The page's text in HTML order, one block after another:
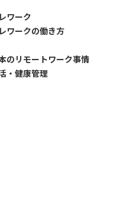
ワーク
ワークの働き方
のリモートワーク事情
・健康管理